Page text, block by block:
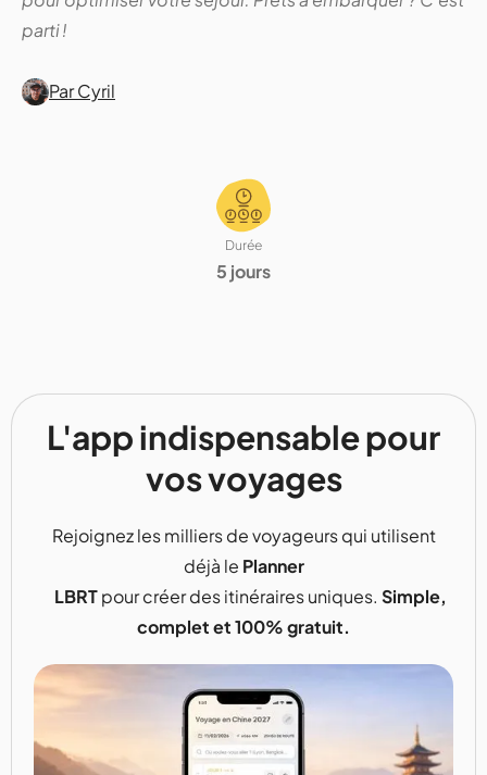
parti !
Par Cyril
Durée
5 jours
L'app indispensable pour
vos voyages
Rejoignez les milliers de voyageurs qui utilisent
déjà le Planner
LBRTpour créer des itinéraires uniques. Simple,
complet et 100% gratuit.